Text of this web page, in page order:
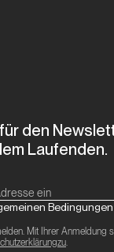
den
Laufenden.
Mit Ihrer Anmeldung
.